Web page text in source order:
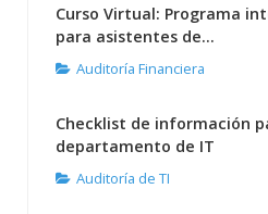
Curso Virtual: Programa
para asistentes de...
Auditoría Financiera
Checklist de información
departamento de IT
Auditoría de TI